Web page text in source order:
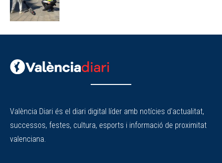
València Diari és el diari digital líder amb notícies d'actualitat,
successos, festes, cultura, esports i informació de proximitat
valenciana.